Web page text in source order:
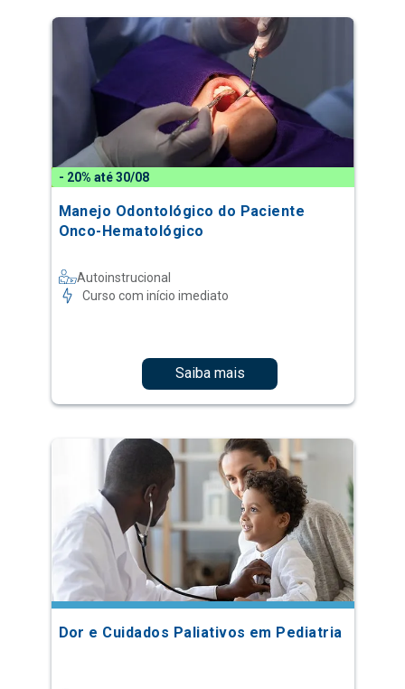
- 20% até 30/08
Manejo Odontológico do Paciente
Onco-Hematológico
Autoinstrucional
Curso com início imediato
Saiba mais
Dor e Cuidados Paliativos em Pediatria